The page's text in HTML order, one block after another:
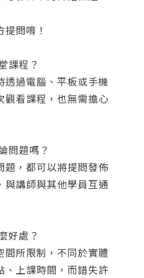
依照信件中的指示重新登
入。
號重複登入，
位使用者強制登出。
問唷！
課程？
透過電腦、平板或手機
觀看課程，也無需擔心
問題嗎？
題，都可以將提問發佈
講師與其他學員互通
好處？
所限制，不同於實體
、上課時間，而錯失許